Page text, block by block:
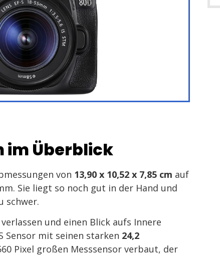
im Überblick
von 13,90 x 10,52 x 7,85 cm auf
Sie liegt so noch gut in der Hand und
schwer.
und einen Blick aufs Innere
Sensor mit seinen starken 24,2
Pixel großen Messsensor verbaut, der